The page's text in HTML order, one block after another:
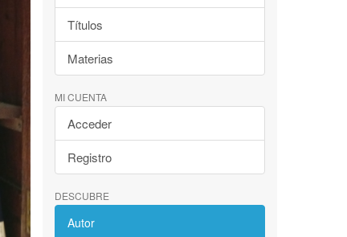
Títulos
Materias
MI CUENTA
Acceder
Registro
DESCUBRE
Autor